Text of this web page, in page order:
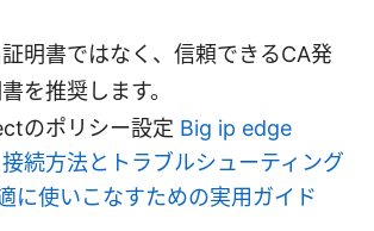
明書ではなく、信頼できるCA発
を推奨します。
のポリシー設定 Big ip edge
続方法とトラブルシューティング
に使いこなすための実用ガイド